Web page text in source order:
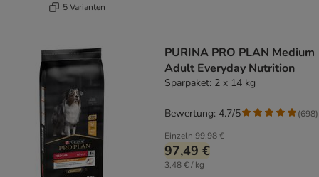
5 Varianten
PURINA PRO PLAN Medium
Adult Everyday Nutrition
Sparpaket: 2 x 14 kg
Einzeln 99,98 €
97,49 €
3,48 € / kg
Bewertung: 4.7/5 (698)